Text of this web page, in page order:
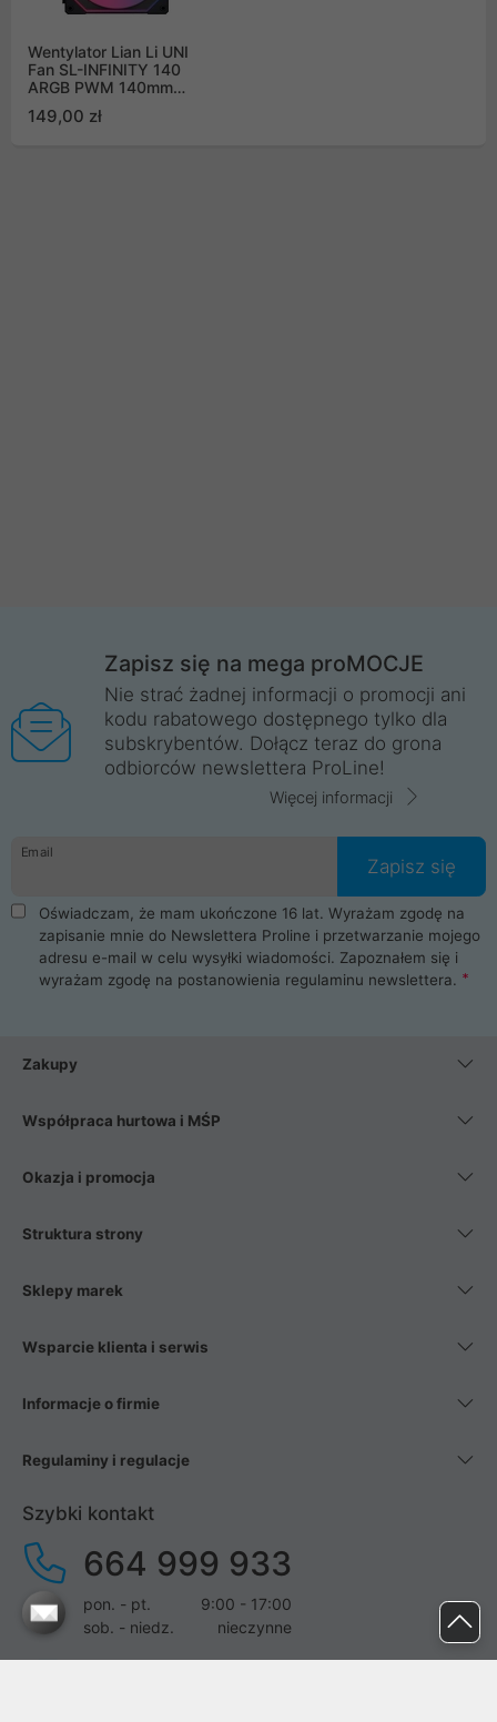
Wentylator Lian Li UNI
Fan SL-INFINITY 140
ARGB PWM 140mm
czarny egzemplarz ze
zwrotu
149,00 zł
Zapisz się na mega proMOCJE
Nie strać żadnej informacji o promocji ani
kodu rabatowego dostępnego tylko dla
subskrybentów. Dołącz teraz do grona
odbiorców newslettera ProLine!
Więcej informacji
Email
Zapisz się
Oświadczam, że mam ukończone 16 lat. Wyrażam zgodę na
zapisanie mnie do Newslettera Proline i przetwarzanie mojego
adresu e-mail w celu wysyłki wiadomości. Zapoznałem się i
wyrażam zgodę na postanowienia regulaminu newslettera.
Zakupy
Współpraca hurtowa i MŚP
Okazja i promocja
Struktura strony
Sklepy marek
Wsparcie klienta i serwis
Informacje o firmie
Regulaminy i regulacje
Szybki kontakt
664 999 933
pon. - pt.
9:00 - 17:00
sob. - niedz.
nieczynne